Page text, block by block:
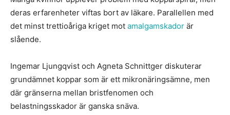
deras erfarenheter viftas bort av läkare. Parallellen med
det minst trettioåriga kriget mot amalgamskador är
slående.
Ingemar Ljungqvist och Agneta Schnittger diskuterar
grundämnet koppar som är ett mikronäringsämne, men
där gränserna mellan bristfenomen och
belastningsskador är ganska snäva.